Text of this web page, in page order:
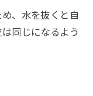
、水を抜くと自
同じになるよう